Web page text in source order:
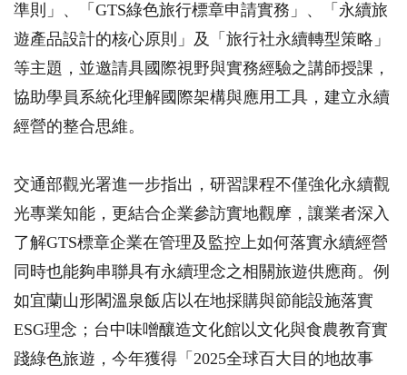
準則」、「GTS綠色旅行標章申請實務」、「永續旅
遊產品設計的核心原則」及「旅行社永續轉型策略」
等主題，並邀請具國際視野與實務經驗之講師授課，
協助學員系統化理解國際架構與應用工具，建立永續
經營的整合思維。
交通部觀光署進一步指出，研習課程不僅強化永續觀
光專業知能，更結合企業參訪實地觀摩，讓業者深入
了解GTS標章企業在管理及監控上如何落實永續經營
同時也能夠串聯具有永續理念之相關旅遊供應商。例
如宜蘭山形閣溫泉飯店以在地採購與節能設施落實
ESG理念；台中味噌釀造文化館以文化與食農教育實
踐綠色旅遊，今年獲得「2025全球百大目的地故事